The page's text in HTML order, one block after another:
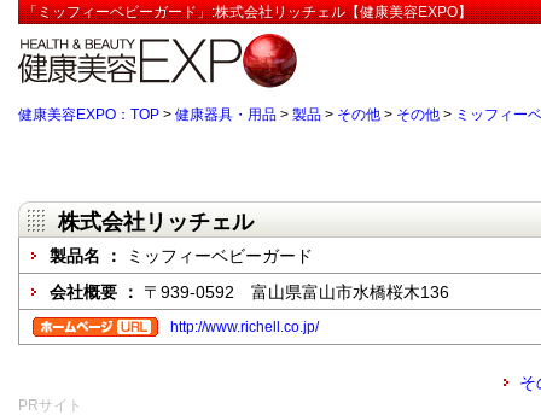
「ミッフィーベビーガード」:株式会社リッチェル【健康美容EXPO】
健康美容EXPO：TOP > 健康器具・用品 > 製品 > その他 > その他 > ミッフィー
株式会社リッチェル
製品名 ：
ミッフィーベビーガード
会社概要 ： 〒939-0592 富山県富山市水橋桜木136
http://www.richell.co.jp/
そ
PRサイト